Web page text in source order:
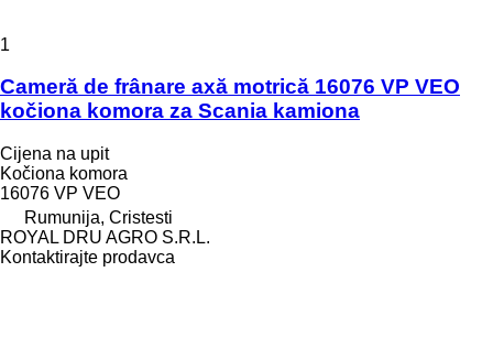
1
Cameră de frânare axă motrică 16076 VP VEO
kočiona komora za Scania kamiona
Cijena na upit
Kočiona komora
16076 VP VEO
Rumunija, Cristesti
ROYAL DRU AGRO S.R.L.
Kontaktirajte prodavca